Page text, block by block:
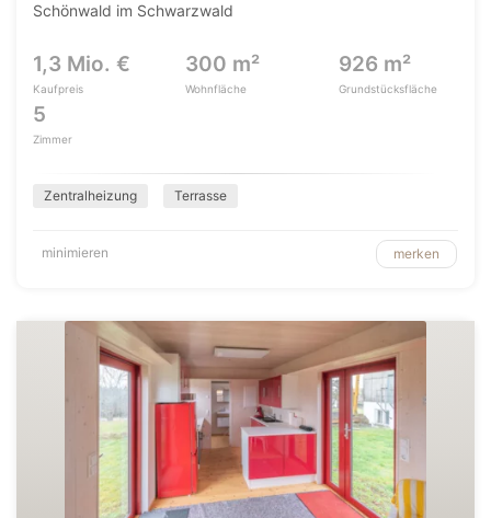
Schönwald im Schwarzwald
1,3 Mio. €
Kaufpreis
300 m²
Wohnfläche
926 m²
Grundstücksfläche
5
Zimmer
Zentralheizung Terrasse
minimieren merken